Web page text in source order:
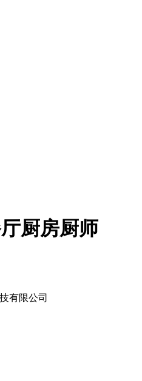
厨房厨师
有限公司